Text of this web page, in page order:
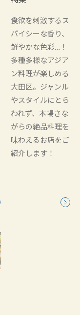
食欲を刺激するス
パイシーな香り、
鮮やかな色彩…！
多種多様なアジア
ン料理が楽しめる
大田区。ジャンル
やスタイルにとら
われず、本場さな
がらの絶品料理を
味わえるお店をご
紹介します！